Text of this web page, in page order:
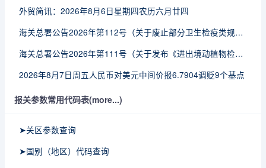
外贸简讯：2026年8月6日星期四农历六月廿四
海关总署公告2026年第112号（关于废止部分卫生检疫类规范性文件的公告）
海关总署公告2026年第111号（关于发布《进出境动植物检疫处理监督管理工作规定》《进出境卫生处理监督管理工作规定》的公告）
2026年8月7日周五人民币对美元中间价报6.7904调贬9个基点
报关参数常用代码表(more...)
➤关区参数查询
➤国别（地区）代码查询